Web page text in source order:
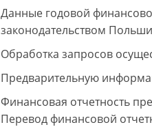
Данные годовой
законодательством
Обработка запросов
Предварительную
Финансовая отчетность
Перевод финансовой